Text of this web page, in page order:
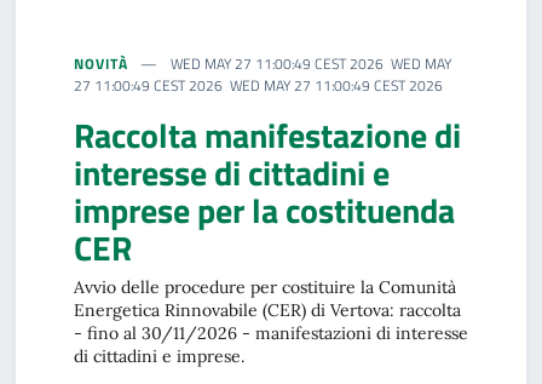
NOVITÀ
WED MAY 27 11:00:49 CEST 2026 WED MAY
27 11:00:49 CEST 2026 WED MAY 27 11:00:49 CEST 2026
Raccolta manifestazione di
interesse di cittadini e
imprese per la costituenda
CER
Avvio delle procedure per costituire la Comunità
Energetica Rinnovabile (CER) di Vertova: raccolta
- fino al 30/11/2026 - manifestazioni di interesse
di cittadini e imprese.